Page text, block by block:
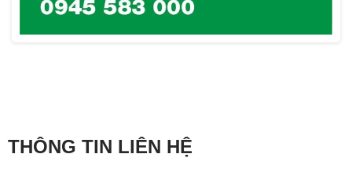
THÔNG TIN LIÊN HỆ